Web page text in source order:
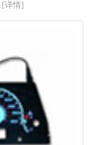
详情]